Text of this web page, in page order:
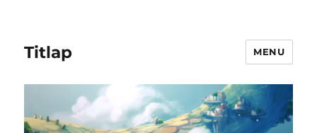
Titlap MENU